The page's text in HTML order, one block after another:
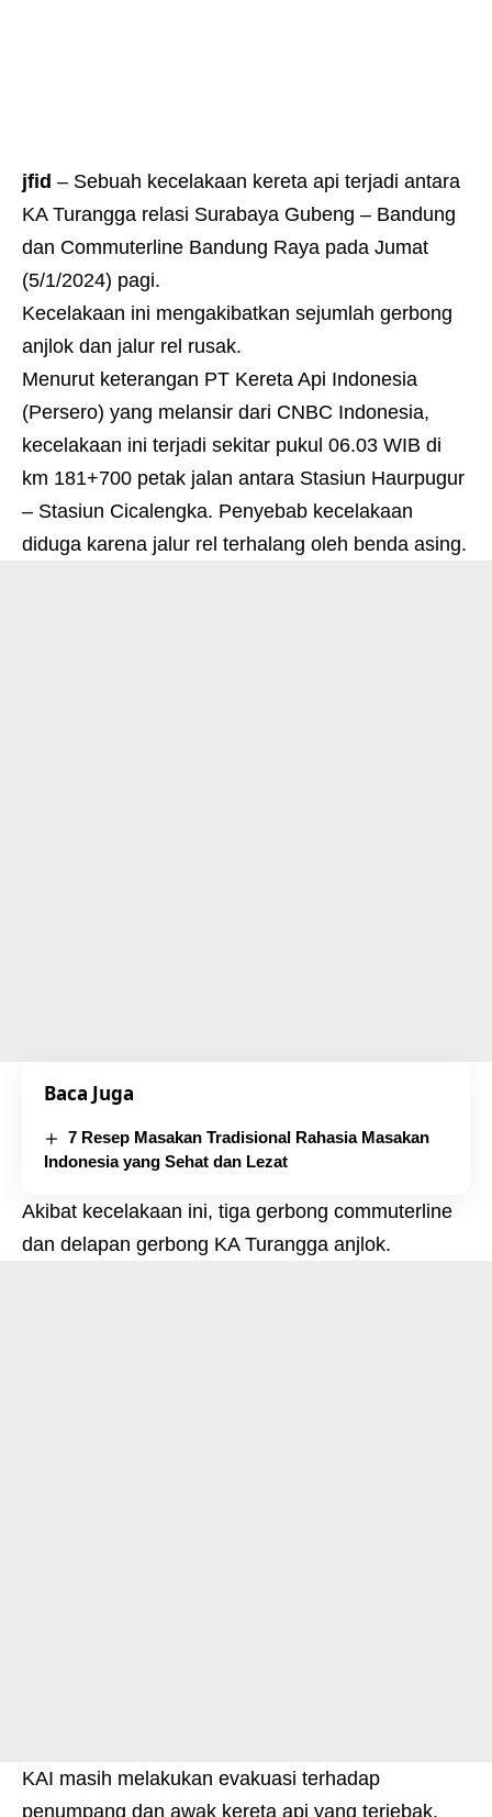
jfid – Sebuah kecelakaan kereta api terjadi antara
KA Turangga relasi Surabaya Gubeng – Bandung
dan Commuterline Bandung Raya pada Jumat
(5/1/2024) pagi.
Kecelakaan ini mengakibatkan sejumlah gerbong
anjlok dan jalur rel rusak.
Menurut keterangan PT Kereta Api Indonesia
(Persero) yang melansir dari CNBC Indonesia,
kecelakaan ini terjadi sekitar pukul 06.03 WIB di
km 181+700 petak jalan antara Stasiun Haurpugur
– Stasiun Cicalengka. Penyebab kecelakaan
diduga karena jalur rel terhalang oleh benda asing.
Baca Juga
7 Resep Masakan Tradisional Rahasia Masakan
Indonesia yang Sehat dan Lezat
Akibat kecelakaan ini, tiga gerbong commuterline
dan delapan gerbong KA Turangga anjlok.
KAI masih melakukan evakuasi terhadap
penumpang dan awak kereta api yang terjebak.